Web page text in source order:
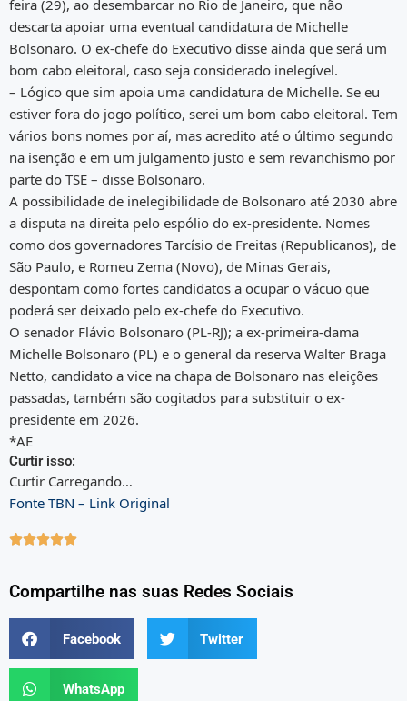
feira (29), ao desembarcar no Rio de Janeiro, que não
descarta apoiar uma eventual candidatura de Michelle
Bolsonaro. O ex-chefe do Executivo disse ainda que será um
bom cabo eleitoral, caso seja considerado inelegível.
– Lógico que sim apoia uma candidatura de Michelle. Se eu
estiver fora do jogo político, serei um bom cabo eleitoral. Tem
vários bons nomes por aí, mas acredito até o último segundo
na isenção e em um julgamento justo e sem revanchismo por
parte do TSE – disse Bolsonaro.
A possibilidade de inelegibilidade de Bolsonaro até 2030 abre
a disputa na direita pelo espólio do ex-presidente. Nomes
como dos governadores Tarcísio de Freitas (Republicanos), de
São Paulo, e Romeu Zema (Novo), de Minas Gerais,
despontam como fortes candidatos a ocupar o vácuo que
poderá ser deixado pelo ex-chefe do Executivo.
O senador Flávio Bolsonaro (PL-RJ); a ex-primeira-dama
Michelle Bolsonaro (PL) e o general da reserva Walter Braga
Netto, candidato a vice na chapa de Bolsonaro nas eleições
passadas, também são cogitados para substituir o ex-
presidente em 2026.
*AE
Curtir isso:
Curtir Carregando…
Fonte TBN – Link Original

Compartilhe nas suas Redes Sociais
Facebook Twitter
WhatsApp